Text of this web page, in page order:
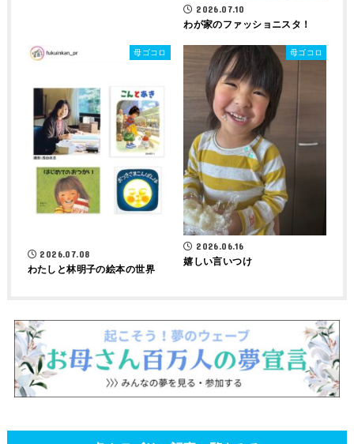
2026.07.10
わが家のファッショニスタ！
母ゴコロ
2026.07.08
わたしと林明子の絵本の世界
母ゴコロ
2026.06.16
嬉しい言いつけ